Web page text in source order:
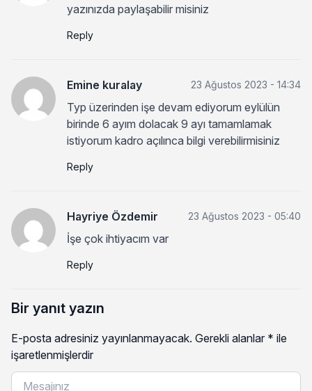
yazınızda paylaşabilir misiniz
Reply
Emine kuralay 23 Ağustos 2023 - 14:34
Typ üzerinden işe devam ediyorum eylülün
birinde 6 ayım dolacak 9 ayı tamamlamak
istiyorum kadro açılınca bilgi verebilirmisiniz
Reply
Hayriye Özdemir 23 Ağustos 2023 - 05:40
İşe çok ihtiyacım var
Reply
Bir yanıt yazın
E-posta adresiniz yayınlanmayacak. Gerekli alanlar * ile
işaretlenmişlerdir